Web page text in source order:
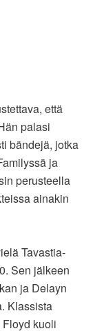
että
palasi
bändejä, jotka
ja
perusteella
ainakin
Tavastia-
Sen jälkeen
ja Delayn
Klassista
kuoli